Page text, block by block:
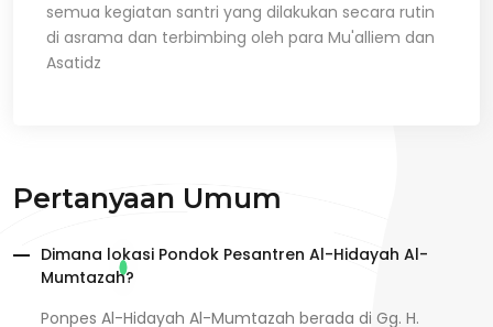
semua kegiatan santri yang dilakukan secara rutin
di asrama dan terbimbing oleh para Mu'alliem dan
Asatidz
Pertanyaan Umum
Dimana lokasi Pondok Pesantren Al-Hidayah Al-
Mumtazah?
Ponpes Al-Hidayah Al-Mumtazah berada di Gg. H.